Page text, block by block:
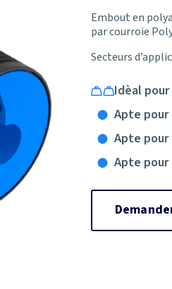
Embout en
par courroie
Secteurs
Idèal
Apte
Apte
Apte